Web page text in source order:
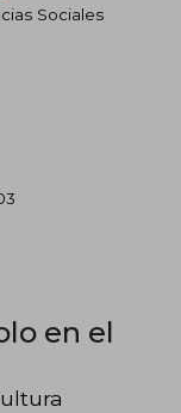
Sociales
en el